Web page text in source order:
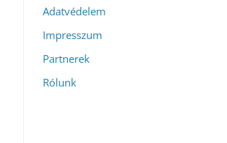
Adatvédelem
Impresszum
Partnerek
Rólunk